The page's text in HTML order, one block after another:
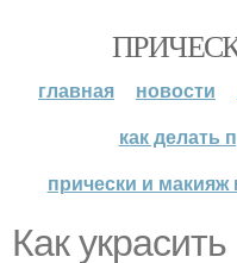
главная новости
как делать
прически и макияж
Как